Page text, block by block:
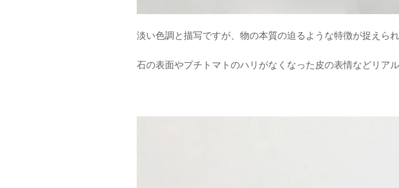
淡い色調と描写ですが、物の本質の迫るような特徴が捉えら
石の表面やプチトマトのハリがなくなった皮の表情などリアル